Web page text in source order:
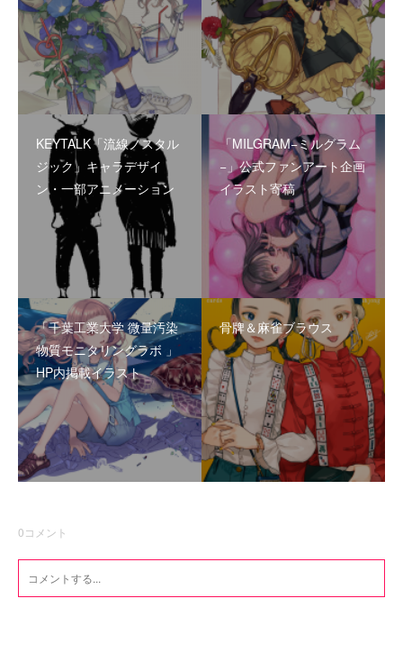
KEYTALK「流線ノスタル
ジック」キャラデザイ
ン・一部アニメーション
「MILGRAM−ミルグラム
−」公式ファンアート企画
イラスト寄稿
「千葉工業大学 微量汚染
物質モニタリングラボ 」
HP内掲載イラスト
骨牌＆麻雀ブラウス
0コメント